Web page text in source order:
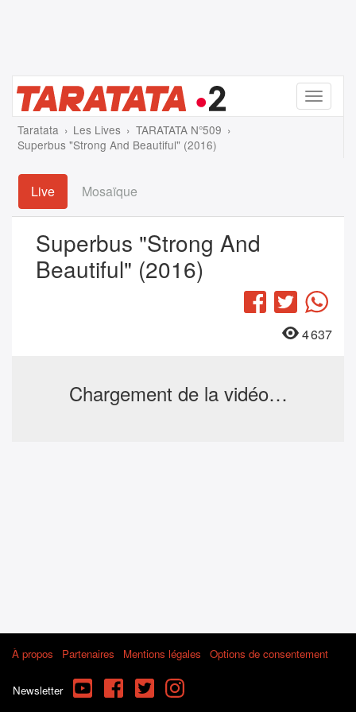
Menu
Taratata Les Lives
TARATATA N°509
Superbus "Strong And Beautiful" (2016)
Live Mosaïque
Superbus "Strong And
Beautiful" (2016)
Facebook
Twitter
4 637
Chargement de la vidéo…
À propos Partenaires Mentions légales Options de consentement
Newsletter YouTube FacebookTwitterInstagram